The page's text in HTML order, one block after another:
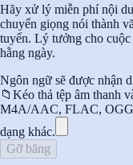
Hãy xử lý miễn phí nội
chuyển giọng nói thành
tuyến. Lý tưởng cho
hằng ngày.
Ngôn ngữ sẽ được nhận
📁 Kéo thả tệp âm thanh
M4A/AAC, FLAC,
dạng khác.
Gỡ băng